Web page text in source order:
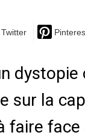
Twitter
dystopie
sur la
faire